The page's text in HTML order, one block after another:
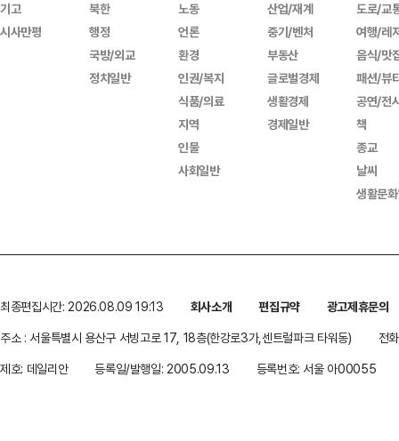
기고
시사만평
북한
행정
국방/외교
정치일반
노동
언론
환경
인권/복지
식품/의료
지역
인물
사회일반
산업/재계
중기/벤처
부동산
글로벌경제
생활경제
경제일반
도로/교
여행/레
음식/맛
패션/뷰
공연/전
책
종교
날씨
생활문
최종편집시간: 2026.08.09 19:13 회사소개 편집규약
광고제휴문의
주소 : 서울특별시 용산구 서빙고로 17, 18층(한강로3가,센트럴파크 타워동)
전
제호: 데일리안
등록일/발행일: 2005.09.13 등록번호: 서울 아00055